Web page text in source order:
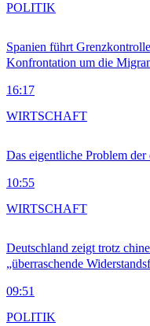
Spanien führt
Konfrontation um die
16:17
POLITIK
Das eigentliche Problem
10:55
WIRTSCHAFT
Deutschland zeigt trotz
„überraschende
09:51
WIRTSCHAFT
POLITIK